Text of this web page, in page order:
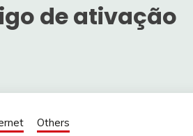
de ativação
Others